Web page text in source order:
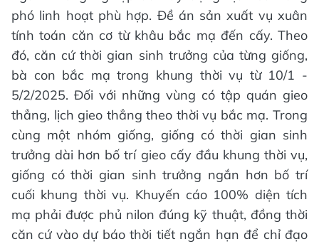
phó linh hoạt phù hợp. Đề án sản xuất vụ xuân
tính toán căn cơ từ khâu bắc mạ đến cấy. Theo
đó, căn cứ thời gian sinh trưởng của từng giống,
bà con bắc mạ trong khung thời vụ từ 10/1 -
5/2/2025. Đối với những vùng có tập quán gieo
thẳng, lịch gieo thẳng theo thời vụ bắc mạ. Trong
cùng một nhóm giống, giống có thời gian sinh
trưởng dài hơn bố trí gieo cấy đầu khung thời vụ,
giống có thời gian sinh trưởng ngắn hơn bố trí
cuối khung thời vụ. Khuyến cáo 100% diện tích
mạ phải được phủ nilon đúng kỹ thuật, đồng thời
căn cứ vào dự báo thời tiết ngắn hạn để chỉ đạo